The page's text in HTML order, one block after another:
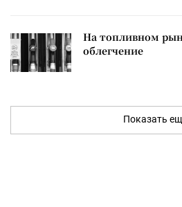
На топливном
облегчение
Показать